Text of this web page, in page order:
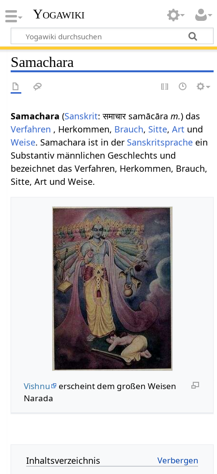
Yogawiki
Samachara
Samachara (Sanskrit: समाचार samācāram.) das
Verfahren , Herkommen, Brauch, Sitte,Art und
Weise. Samachara ist in der Sanskritsprache ein
Substantiv männlichen Geschlechts und
bezeichnet das Verfahren, Herkommen, Brauch,
Sitte, Art und Weise.
Vishnu
erscheint dem großen Weisen
Narada
Inhaltsverzeichnis